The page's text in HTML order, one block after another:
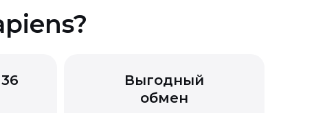
Выгодный
обмен